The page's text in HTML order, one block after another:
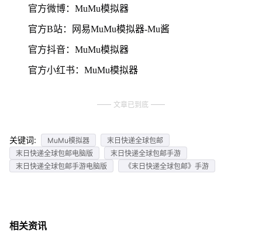
官方微博：MuMu模拟器
官方B站：网易MuMu模拟器-Mu酱
官方抖音：MuMu模拟器
官方小红书：MuMu模拟器
文章已到底
关键词: MuMu模拟器
末日快递全球包邮
末日快递全球包邮电脑版
末日快递全球包邮手游
末日快递全球包邮手游电脑版
《末日快递全球包邮》手游
相关资讯